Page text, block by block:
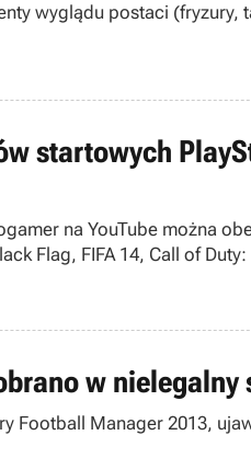
wyglądu postaci (fryzury,
startowych
na YouTube można
Flag, FIFA 14, Call of
w nielegalny
Manager 2013,